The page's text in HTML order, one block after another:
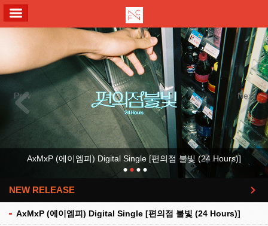
Previous Next
AxMxP (에이엠피) Digital Single [편의점 불빛 (24 Hours)]
NEW RELEASE
AxMxP (에이엠피) Digital Single [편의점 불빛 (24 Hours)]
더보기